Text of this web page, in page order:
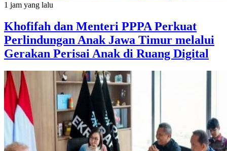
1 jam yang lalu
Khofifah dan Menteri PPPA Perkuat
Perlindungan Anak Jawa Timur melalui
Gerakan Perisai Anak di Ruang Digital